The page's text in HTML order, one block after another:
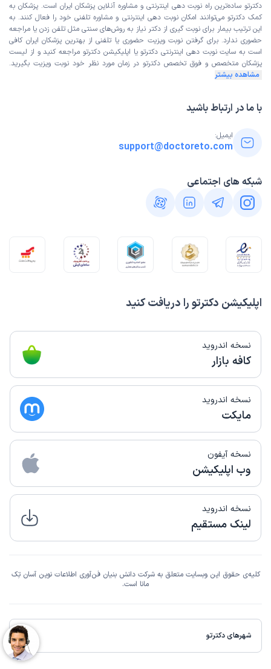
اپلیکیشن دکترتو را دریافت کنید
نسخه اندروید
کافه بازار
نسخه اندروید
مایکت
نسخه آیفون
وب اپلیکیشن
نسخه اندروید
لینک مستقیم
دکترتو ساده‌ترین راه نوبت‌ دهی اینترنتی و مشاوره آنلاین پزشکان ایران است. پزشکان به
کمک دکترتو می‌توانند امکان نوبت دهی اینترنتی و مشاوره تلفنی خود را فعال کنند. به
این ترتیب بیمار برای نوبت گیری از دکتر نیاز به روش‌های سنتی مثل تلفن زدن یا مراجعه
حضوری ندارد. برای گرفتن نوبت ویزیت حضوری یا تلفنی از بهترین پزشکان ایران کافی
است به سایت نوبت دهی اینترنتی دکترتو یا اپلیکیشن دکترتو مراجعه کنید و از لیست
پزشکان متخصص و فوق تخصص دکترتو در زمان مورد نظر خود نوبت ویزیت بگیرید.
مشاهده بیشتر
با ما در ارتباط باشید
ایمیل:
support@doctoreto.com
شبکه های اجتماعی
کلیه‌ی حقوق این وبسایت متعلق به شرکت دانش بنیان فن‌آوری اطلاعات نوین آسان تِک
مانا است.
شهرهای دکترتو